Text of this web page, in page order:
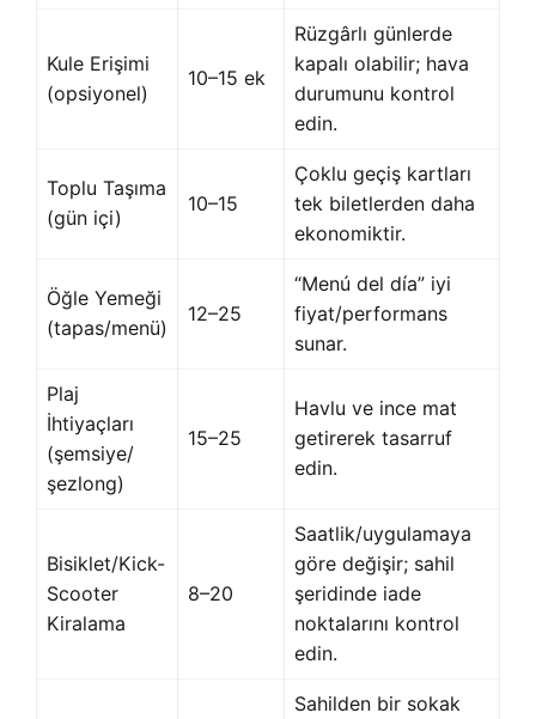
Kule Erişimi
(opsiyonel)
10–15 ek
Rüzgârlı günlerde
kapalı olabilir; hava
durumunu kontrol
edin.
Toplu Taşıma
(gün içi)
10–15
Çoklu geçiş kartları
tek biletlerden daha
ekonomiktir.
Öğle Yemeği
(tapas/menü)
12–25
“Menú del día” iyi
fiyat/performans
sunar.
Plaj
İhtiyaçları
(şemsiye/
şezlong)
15–25
Havlu ve ince mat
getirerek tasarruf
edin.
Bisiklet/Kick-
Scooter
Kiralama
8–20
Saatlik/uygulamaya
göre değişir; sahil
şeridinde iade
noktalarını kontrol
edin.
Sahilden bir sokak